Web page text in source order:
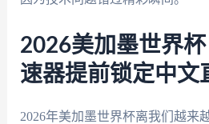
2026美加墨世界
速器提前锁定中文
2026年美加墨世界杯离我们越来